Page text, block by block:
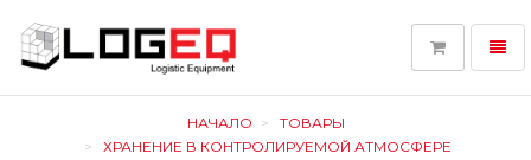
LOGEQ
НАЧАЛО
ТОВАРЫ
ХРАНЕНИЕ В КОНТРОЛИРУЕМОЙ АТМОСФЕРЕ